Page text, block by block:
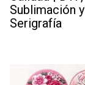
Sublimación y
Serigrafía